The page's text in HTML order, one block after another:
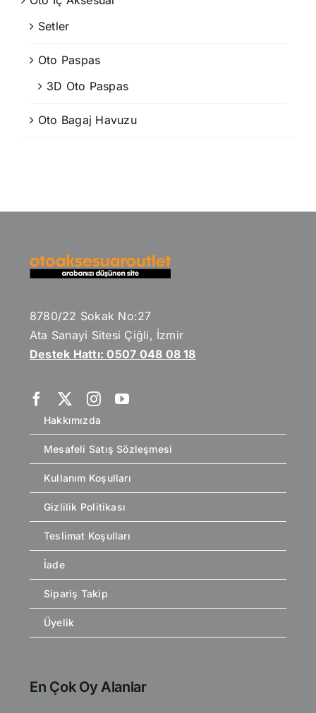
Setler
Oto Paspas
3D Oto Paspas
Oto Bagaj Havuzu
8780/22 Sokak No:27
Ata Sanayi Sitesi Çiğli, İzmir
Destek Hattı: 0507 048 08 18
Hakkımızda
Mesafeli Satış Sözleşmesi
Kullanım Koşulları
Gizlilik Politikası
Teslimat Koşulları
İade
Sipariş Takip
Üyelik
En Çok Oy Alanlar